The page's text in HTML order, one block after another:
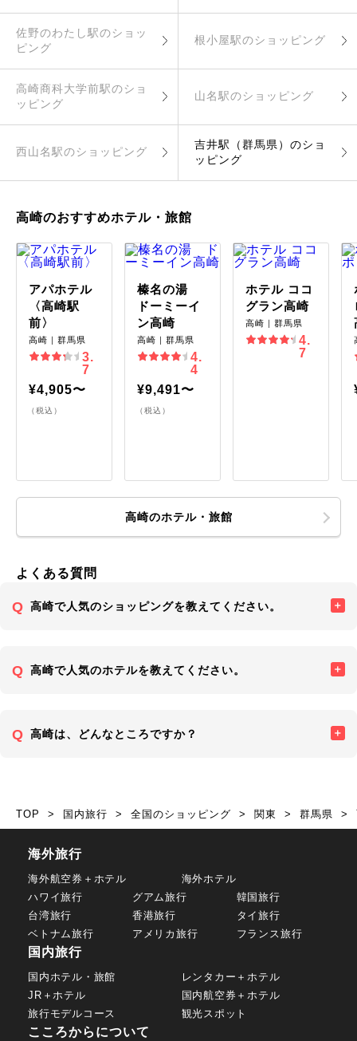
佐野のわたし駅のショッ
ピング
根小屋駅のショッピング
高崎商科大学前駅のショ
ッピング
山名駅のショッピング
西山名駅のショッピング
吉井駅（群馬県）のショ
ッピング
高崎のおすすめホテル・旅館
アパホテル
〈高崎駅
前〉
高崎｜群馬県
3.
7
¥4,905〜
（税込）
榛名の湯
ドーミーイ
ン高崎
高崎｜群馬県
4.
4
¥9,491〜
（税込）
ホテル ココ
グラン高崎
高崎｜群馬県
4.
7
高崎のホテル・旅館
よくある質問
高崎で人気のショッピングを教えてください。
高崎で人気のホテルを教えてください。
高崎は、どんなところですか？
TOP 国内旅行 全国のショッピング 関東 群馬県
海外旅行
海外航空券＋ホテル
海外ホテル
ハワイ旅行
グアム旅行
韓国旅行
台湾旅行
香港旅行
タイ旅行
ベトナム旅行
アメリカ旅行 フランス旅行
国内旅行
国内ホテル・旅館
レンタカー＋ホテル
JR＋ホテル
国内航空券＋ホテル
旅行モデルコース
観光スポット
こころからについて